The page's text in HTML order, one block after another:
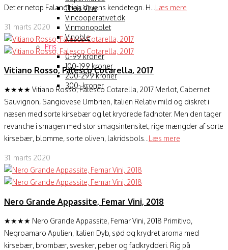
Theis Vine
Vincooperativet.dk
Vinmonopolet
Vinoble
Pris
0-99 kroner
100-199 kroner
200-299 kroner
300- kroner
Det er netop Falanghina druens kendetegn. H... Læs mere
31. marts 2020
Vitiano Rosso, Falesco Cotarella, 2017
★★★★ Vitiano Rosso, Falesco Cotarella, 2017 Merlot, Cabernet
Sauvignon, Sangiovese Umbrien, Italien Relativ mild og diskret i
næsen med sorte kirsebær og let krydrede fadnoter. Men den tager
revanche i smagen med stor smagsintensitet, rige mængder af sorte
kirsebær, blomme, sorte oliven, lakridsbols... Læs mere
31. marts 2020
Nero Grande Appassite, Femar Vini, 2018
★★★★ Nero Grande Appassite, Femar Vini, 2018 Primitivo,
Negroamaro Apulien, Italien Dyb, sød og krydret aroma med
kirsebær, brombær, svesker, peber og fadkrydderi. Rig på